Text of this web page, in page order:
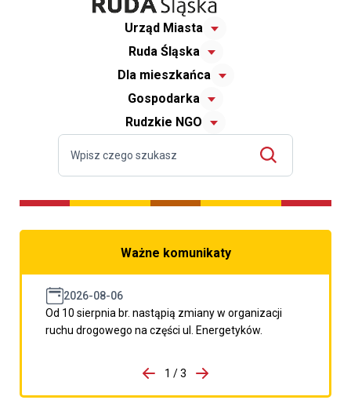
Urząd Miasta
Ruda Śląska
Dla mieszkańca
Gospodarka
Rudzkie NGO
Ważne komunikaty
2026-08-06
Od 10 sierpnia br. nastąpią zmiany w organizacji
ruchu drogowego na części ul. Energetyków.
porzpedniego komunikatu
1 / 3
Przejdź do następnego